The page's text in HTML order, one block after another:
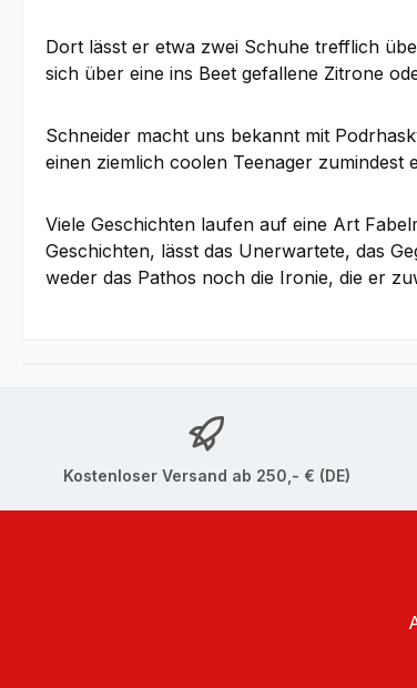
Dort lässt er etwa zwei Schuhe trefflich
sich über eine ins Beet gefallene Zitrone
Schneider macht uns bekannt mit
einen ziemlich coolen Teenager
Viele Geschichten laufen auf eine Art
Geschichten, lässt das Unerwartete, das
weder das Pathos noch die Ironie, die er
Kostenloser Versand ab 250,- € (DE)